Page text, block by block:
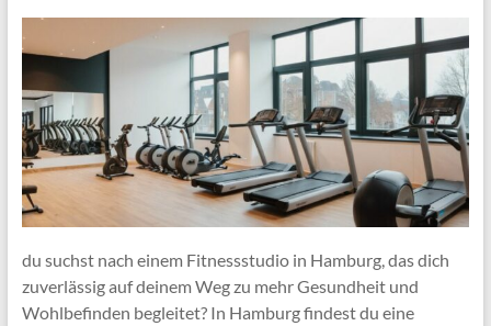
du suchst nach einem Fitnessstudio in Hamburg, das dich
zuverlässig auf deinem Weg zu mehr Gesundheit und
Wohlbefinden begleitet? In Hamburg findest du eine